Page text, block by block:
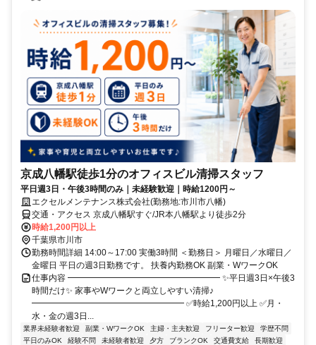
京成八幡駅徒歩1分のオフィスビル清掃スタッフ
平日週3日・午後3時間のみ｜未経験歓迎｜時給1200円～
エクセルメンテナンス株式会社(勤務地:市川市八幡)
交通・アクセス 京成八幡駅すぐ/JR本八幡駅より徒歩2分
時給1,200円以上
千葉県市川市
勤務時間詳細 14:00～17:00 実働3時間 ＜勤務日＞ 月曜日／水曜日／
金曜日 平日の週3日勤務です。 扶養内勤務OK 副業・WワークOK
仕事内容 ━━━━━━━━━━━━━━━━━━ ✨平日週3日×午後3
時間だけ✨ 家事やWワークと両立しやすい清掃♪
━━━━━━━━━━━━━━━━━━ ✅時給1,200円以上 ✅月・
水・金の週3日...
業界未経験者歓迎 副業・WワークOK 主婦・主夫歓迎 フリーター歓迎
学歴不問
平日のみOK
経験不問 未経験者歓迎 夕方 ブランクOK 交通費支給
長期歓迎